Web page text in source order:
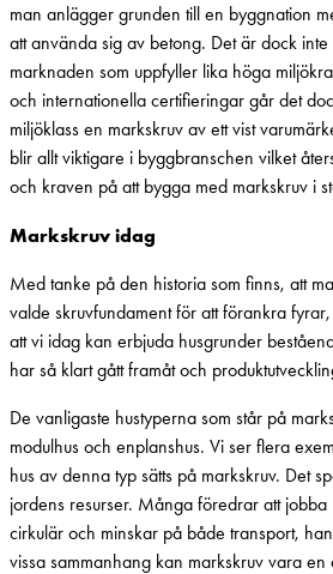
man anlägger grunden till en byggnation
att använda sig av betong. Det är dock
marknaden som uppfyller lika höga
och internationella certifieringar går det
miljöklass en markskruv av ett vist
blir allt viktigare i byggbranschen vilket
och kraven på att bygga med markskruv i
Markskruv idag
Med tanke på den historia som finns, att
valde skruvfundament för att förankra
att vi idag kan erbjuda husgrunder
har så klart gått framåt och
De vanligaste hustyperna som står på
modulhus och enplanshus. Vi ser flera
hus av denna typ sätts på markskruv. Det
jordens resurser. Många föredrar att
cirkulär och minskar på både transport,
vissa sammanhang kan markskruv vara